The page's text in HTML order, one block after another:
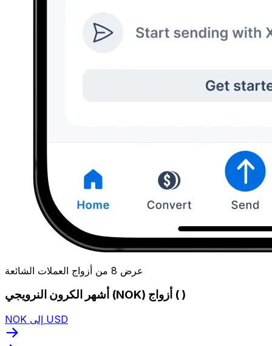
عرض 8 من أزواج العملات الشائعة
أشهر الكرون النرويجي (NOK) أزواج ( )
NOK إلى USD